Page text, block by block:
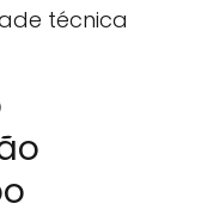
técnica